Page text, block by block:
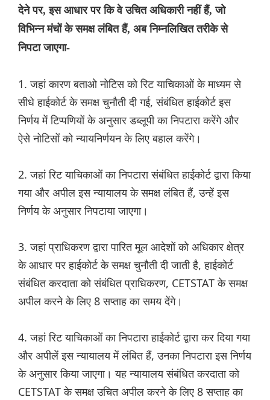
देने पर, इस आधार पर कि वे उचित अधिकारी नहीं हैं, जो
विभिन्न मंचों के समक्ष लंबित हैं, अब निम्नलिखित तरीके से
निपटा जाएगा-
1. जहां कारण बताओ नोटिस को रिट याचिकाओं के माध्यम से
सीधे हाईकोर्ट के समक्ष चुनौती दी गई, संबंधित हाईकोर्ट इस
निर्णय में टिप्पणियों के अनुसार डब्लूपी का निपटारा करेंगे और
ऐसे नोटिसों को न्यायनिर्णयन के लिए बहाल करेंगे।
2. जहां रिट याचिकाओं का निपटारा संबंधित हाईकोर्ट द्वारा किया
गया और अपील इस न्यायालय के समक्ष लंबित हैं, उन्हें इस
निर्णय के अनुसार निपटाया जाएगा।
3. जहां प्राधिकरण द्वारा पारित मूल आदेशों को अधिकार क्षेत्र
के आधार पर हाईकोर्ट के समक्ष चुनौती दी जाती है, हाईकोर्ट
संबंधित करदाता को संबंधित प्राधिकरण, CETSTAT के समक्ष
अपील करने के लिए 8 सप्ताह का समय देंगे।
4. जहां रिट याचिकाओं का निपटारा हाईकोर्ट द्वारा कर दिया गया
और अपीलें इस न्यायालय में लंबित हैं, उनका निपटारा इस निर्णय
के अनुसार किया जाएगा। यह न्यायालय संबंधित करदाता को
CETSTAT के समक्ष उचित अपील करने के लिए 8 सप्ताह का